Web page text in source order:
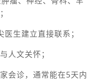
生建立直接联系；
人文关怀；
会诊，通常能在5天内